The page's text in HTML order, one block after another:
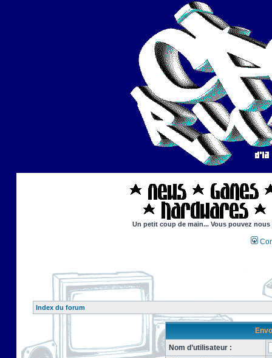
Un petit coup de main... Vous pouvez
Index du forum
Nom d’utilisateur :